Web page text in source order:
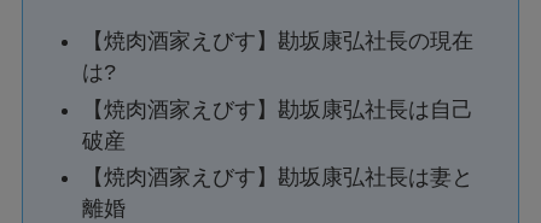
【焼肉酒家えびす】勘坂康弘社長の現在
は?
【焼肉酒家えびす】勘坂康弘社長は自己
破産
【焼肉酒家えびす】勘坂康弘社長は妻と
離婚